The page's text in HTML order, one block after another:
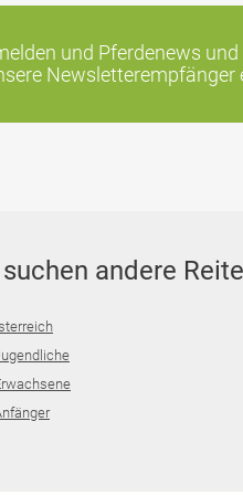
und Pferdenews
Newsletterempfänger
andere